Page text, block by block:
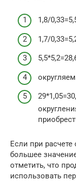
1,8/
1,7/
Если при
большее
отметить, что
использовать